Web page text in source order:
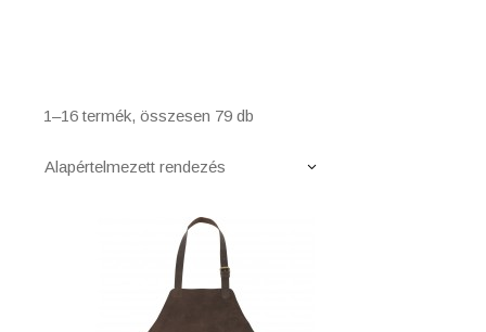
1–16 termék, összesen 79 db
Alapértelmezett rendezés